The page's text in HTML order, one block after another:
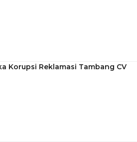
Korupsi Reklamasi Tambang CV